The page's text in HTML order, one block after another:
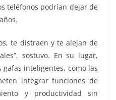
teléfonos podrían dejar de
te distraen y te alejan de
sostuvo. En su lugar,
inteligentes, como las
integrar funciones de
y productividad sin